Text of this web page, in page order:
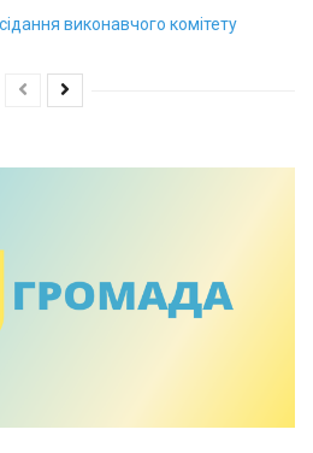
виконавчого комітету